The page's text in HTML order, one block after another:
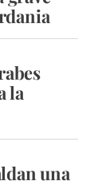
la
una